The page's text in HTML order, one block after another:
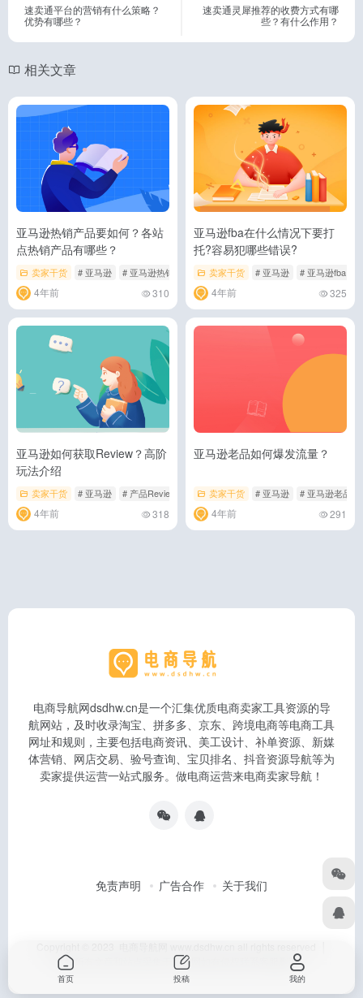
速卖通平台的营销有什么策略？
优势有哪些？
速卖通灵犀推荐的收费方式有哪
些？有什么作用？
相关文章
亚马逊热销产品要如何？各站
点热销产品有哪些？
卖家干货 # 亚马逊 # 亚马逊热销产品 # 亚马逊运营
4年前 310
亚马逊fba在什么情况下要打
托?容易犯哪些错误?
卖家干货 # 亚马逊 # 亚马逊fba
4年前 325
亚马逊如何获取Review？高阶
玩法介绍
卖家干货 # 亚马逊 # 产品Review
4年前 318
亚马逊老品如何爆发流量？
卖家干货 # 亚马逊 # 亚马逊老品
4年前 291
电商导航网dsdhw.cn是一个汇集优质电商卖家工具资源的导
航网站，及时收录淘宝、拼多多、京东、跨境电商等电商工具
网址和规则，主要包括电商资讯、美工设计、补单资源、新媒
体营销、网店交易、验号查询、宝贝排名、抖音资源导航等为
卖家提供运营一站式服务。做电商运营来电商卖家导航！
免责声明 广告合作 关于我们
本站所有文章和站点采集于互联网如有侵权联系客服删除
首页 投稿 我的